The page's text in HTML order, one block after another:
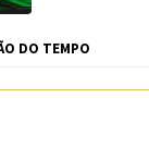
DO TEMPO